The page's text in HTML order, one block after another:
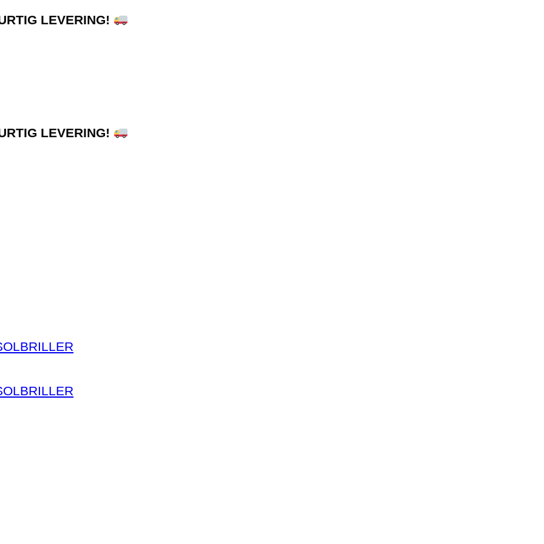
LEVERING!
LEVERING!